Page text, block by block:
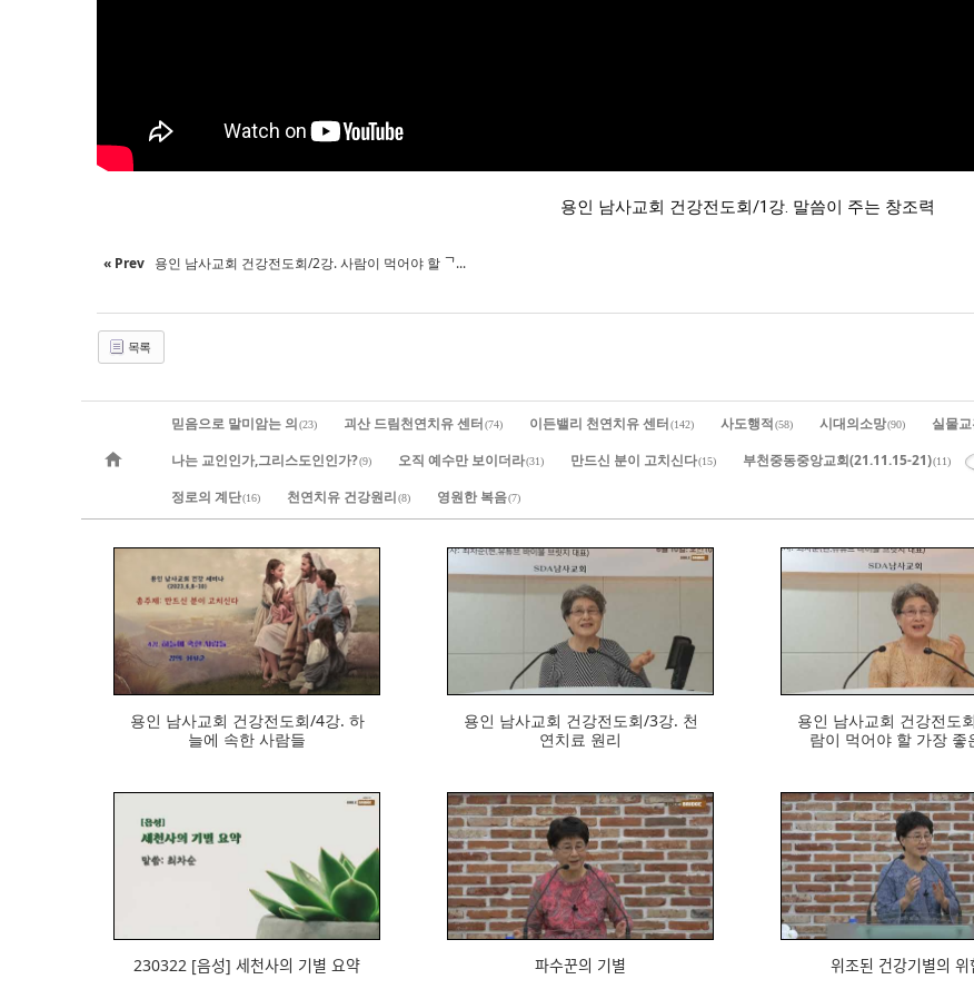
용인 남사교회 건강전도회/1강. 말씀이 주는 창조력
« Prev 용인 남사교회 건강전도회/2강. 사람이 먹어야 할 ᄀ...
목록
믿음으로 말미암는 의(23) 괴산 드림천연치유 센터(74) 이든밸리 천연치유 센터(142) 사도행적(58) 시대의소망(90) 실물
나는 교인인가,그리스도인인가?(9) 오직 예수만 보이더라(31) 만드신 분이 고치신다(15) 부천중동중앙교회(21.11.15-21)(11)
정로의 계단(16) 천연치유 건강원리(8) 영원한 복음(7)
970
용인 남사교회 건강전도회/4강. 하
늘에 속한 사람들
용인 남사교회 건강전도회/3강. 천
연치료 원리
용인 남사교회 건강전도회/
람이 먹어야 할 가장
230322 [음성] 세천사의 기별 요약
866
파수꾼의 기별
949
위조된 건강기별의